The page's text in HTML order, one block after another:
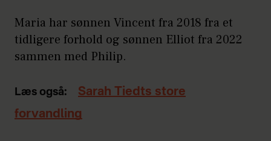
Maria har sønnen Vincent fra 2018 fra et
tidligere forhold og sønnen Elliot fra 2022
sammen med Philip.
Læs også:
Sarah Tiedts store
forvandling